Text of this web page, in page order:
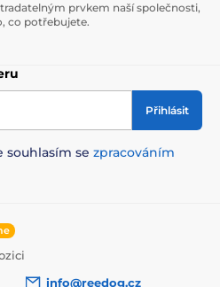
prvkem naší společnosti,
co potřebujete.
Přihlásit
souhlasím se zpracováním
info@reedog.cz